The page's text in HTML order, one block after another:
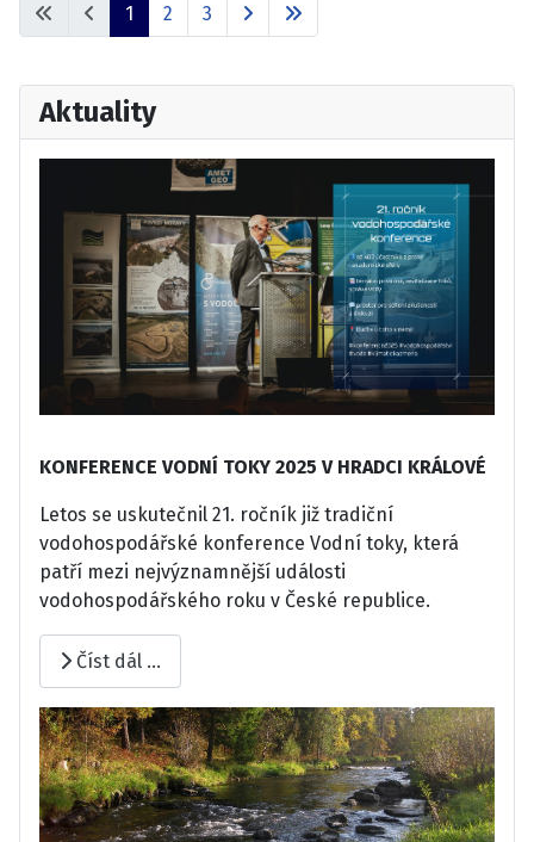
1 2 3
Aktuality
KONFERENCE VODNÍ TOKY 2025 V HRADCI KRÁLOVÉ
Letos se uskutečnil 21. ročník již tradiční
vodohospodářské konference Vodní toky, která
patří mezi nejvýznamnější události
vodohospodářského roku v České republice.
Číst dál …